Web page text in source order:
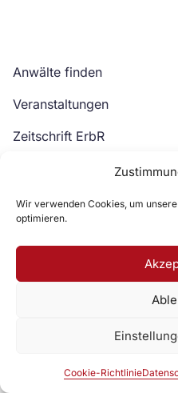
Wir verwenden Cookies, um
optimieren.
Cookie-Richtlinie
Anwälte finden
Veranstaltungen
Zeitschrift ErbR
Zur